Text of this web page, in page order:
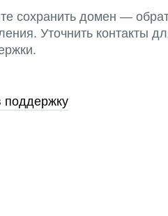
сохранить домен —
Уточнить контакты
поддержку